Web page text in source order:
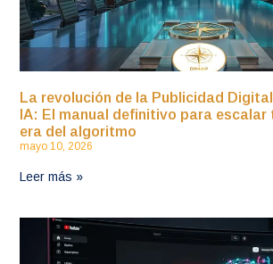
La revolución de la Publicidad
IA: El manual definitivo para escalar
era del algoritmo
mayo 10, 2026
Leer más »